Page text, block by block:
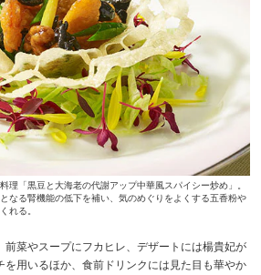
理「黒豆と大海老の代謝アップ中華風スパイシー炒め」。
なる腎機能の低下を補い、気のめぐりをよくする五香粉や
れる。
菜やスープにフカヒレ、デザートには楊貴妃が
を用いるほか、食前ドリンクには見た目も華やか